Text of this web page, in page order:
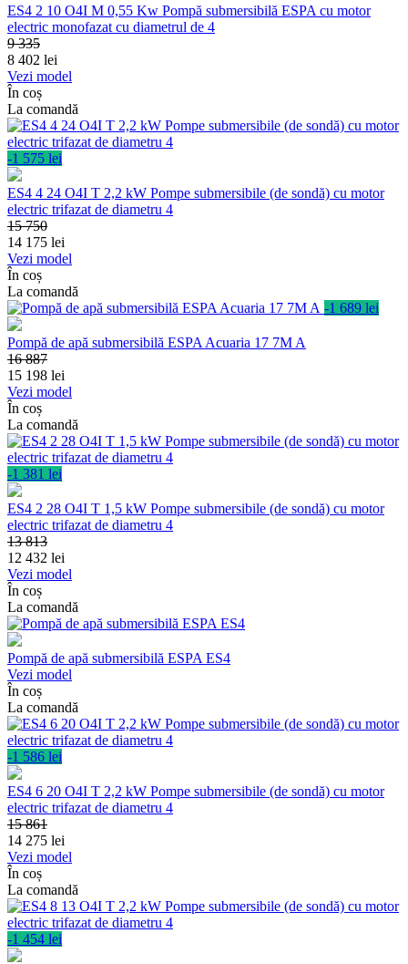
ES4 2 10 O4I M 0,55 Kw Pompă submersibilă ESPA cu motor
electric monofazat cu diametrul de 4
9 335
8 402 lei
Vezi model
În coș
La comandă
-1 575 lei
ES4 4 24 O4I T 2,2 kW Pompe submersibile (de sondă) cu motor
electric trifazat de diametru 4
15 750
14 175 lei
Vezi model
În coș
La comandă
-1 689 lei
Pompă de apă submersibilă ESPA Acuaria 17 7M A
16 887
15 198 lei
Vezi model
În coș
La comandă
-1 381 lei
ES4 2 28 O4I T 1,5 kW Pompe submersibile (de sondă) cu motor
electric trifazat de diametru 4
13 813
12 432 lei
Vezi model
În coș
La comandă
Pompă de apă submersibilă ESPA ES4
Vezi model
În coș
La comandă
-1 586 lei
ES4 6 20 O4I T 2,2 kW Pompe submersibile (de sondă) cu motor
electric trifazat de diametru 4
15 861
14 275 lei
Vezi model
În coș
La comandă
-1 454 lei